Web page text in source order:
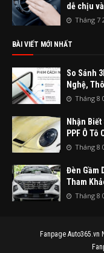
dễ chịu
Tháng 7
BÀI VIẾT MỚI NHẤT
So Sánh
Nghệ,
Tháng 8
Nhận Biết
PPF Ô Tô
Tháng 8
Đèn Gầm
Tham
Tháng 8
Fanpage Auto365.vn